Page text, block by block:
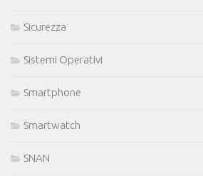
Sicurezza
Sistemi Operativi
Smartphone
Smartwatch
SNAN